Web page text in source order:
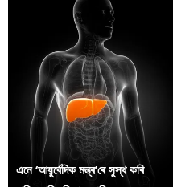
এনে ‘আয়ুৰ্বেদিক মন্ত্ৰ’ৰে সুস্থ কৰি